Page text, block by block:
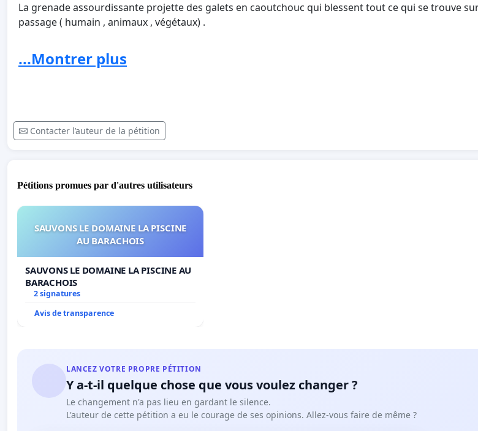
La grenade assourdissante projette des galets en caoutchouc qui blessent tout ce qui se trouve
passage ( humain , animaux , végétaux) .
...Montrer plus
Contacter l’auteur de la pétition
Pétitions promues par d'autres utilisateurs
SAUVONS LE DOMAINE LA PISCINE
AU BARACHOIS
SAUVONS LE DOMAINE LA PISCINE AU
BARACHOIS
2 signatures
Avis de transparence
LANCEZ VOTRE PROPRE PÉTITION
Y a-t-il quelque chose que vous voulez changer ?
Le changement n'a pas lieu en gardant le silence.
L'auteur de cette pétition a eu le courage de ses opinions. Allez-vous faire de même ?